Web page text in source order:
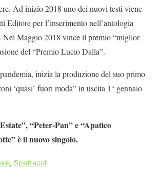
Ad inizio 2018 uno dei nuovi testi viene
Editore per l’inserimento nell’antologia
Maggio 2018 vince il premio “miglior
del “Premio Lucio Dalla”.
inizia la produzione del suo primo
‘quasi’ fuori moda” in uscita 1° gennaio
“Peter-Pan” e “Apatico
è il nuovo singolo.
, Spettacoli